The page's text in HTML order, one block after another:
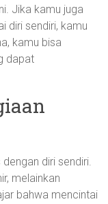
Jika kamu juga
diri sendiri, kamu
kamu bisa
dapat
diri sendiri.
melainkan
bahwa mencintai